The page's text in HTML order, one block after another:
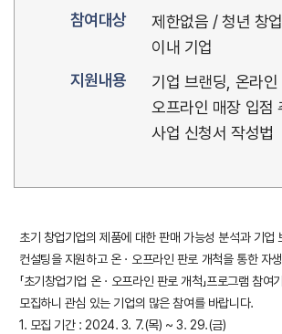
참여대상
제한없음 / 청년 창
이내 기업
지원내용
기업 브랜딩, 온라인
오프라인 매장 입점
사업 신청서 작성법
초기 창업기업의 제품에 대한 판매 가능성 분석과 기업
컨설팅을 지원하고 온ㆍ오프라인 판로 개척을 통한 자
「초기창업기업 온ㆍ오프라인 판로 개척」프로그램 참여
모집하니 관심 있는 기업의 많은 참여를 바랍니다.
1. 모집 기간 : 2024. 3. 7.(목) ~ 3. 29.(금)